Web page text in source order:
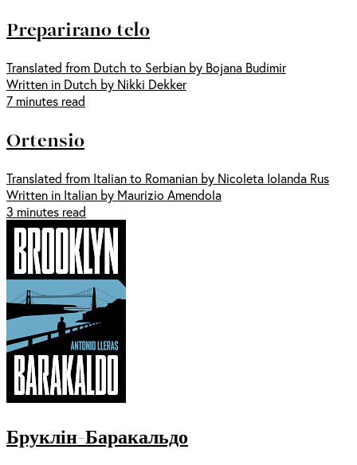
Preparirano telo
Translated from Dutch to Serbian by Bojana Budimir
Written in Dutch by Nikki Dekker
7 minutes read
Ortensio
Translated from Italian to Romanian by Nicoleta Iolanda Rus
Written in Italian by Maurizio Amendola
3 minutes read
Бруклін-Баракальдо